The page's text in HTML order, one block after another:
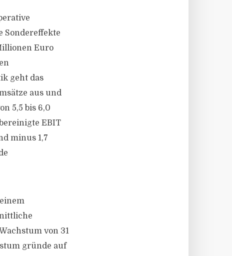
Sondereffekte
Euro
geht das
aus und
5,5 bis 6,0
EBIT
minus 1,7
von 31
gründe auf